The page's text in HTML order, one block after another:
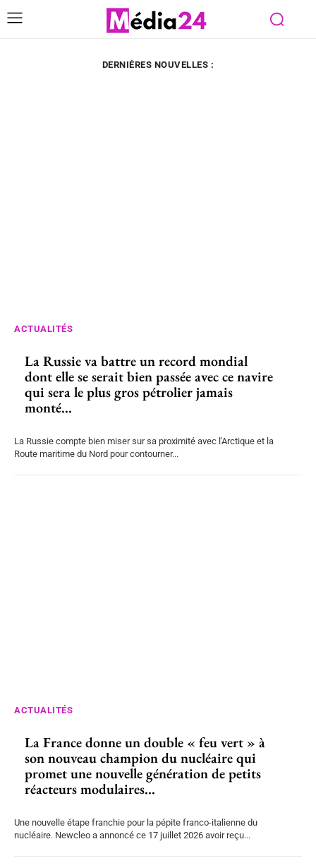
DERNIÈRES NOUVELLES :
ACTUALITÉS
La Russie va battre un record mondial
dont elle se serait bien passée avec ce navire
qui sera le plus gros pétrolier jamais
monté...
La Russie compte bien miser sur sa proximité avec l'Arctique et la
Route maritime du Nord pour contourner...
ACTUALITÉS
La France donne un double « feu vert » à
son nouveau champion du nucléaire qui
promet une nouvelle génération de petits
réacteurs modulaires...
Une nouvelle étape franchie pour la pépite franco-italienne du
nucléaire. Newcleo a annoncé ce 17 juillet 2026 avoir reçu...